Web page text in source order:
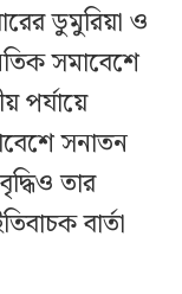
ডুমুরিয়া ও
সমাবেশে
পর্যায়ে
সনাতন
তার
বার্তা